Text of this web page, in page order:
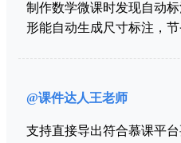
制作数学微课时发现自动
形能自动生成尺寸标注，
@课件达人王老师
支持直接导出符合慕课平